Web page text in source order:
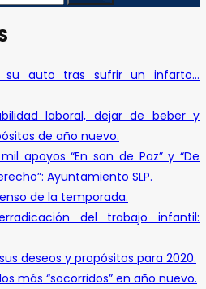
su auto tras sufrir un infarto…
laboral, dejar de beber y
de año nuevo.
apoyos “En son de Paz” y “De
Ayuntamiento SLP.
de la temporada.
del trabajo infantil:
deseos y propósitos para 2020.
más “socorridos” en año nuevo.